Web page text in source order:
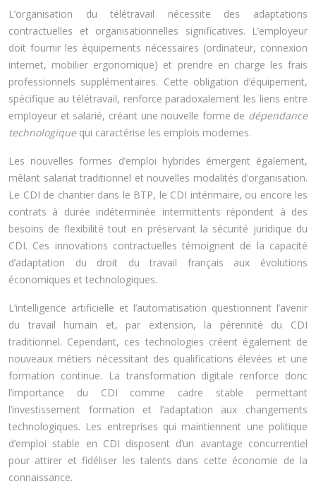
L’organisation du télétravail nécessite des adaptations
contractuelles et organisationnelles significatives. L’employeur
doit fournir les équipements nécessaires (ordinateur, connexion
internet, mobilier ergonomique) et prendre en charge les frais
professionnels supplémentaires. Cette obligation d’équipement,
spécifique au télétravail, renforce paradoxalement les liens entre
employeur et salarié, créant une nouvelle forme de dépendance
technologiquequi caractérise les emplois modernes.
Les nouvelles formes d’emploi hybrides émergent également,
mêlant salariat traditionnel et nouvelles modalités d’organisation.
Le CDI de chantier dans le BTP, le CDI intérimaire, ou encore les
contrats à durée indéterminée intermittents répondent à des
besoins de flexibilité tout en préservant la sécurité juridique du
CDI. Ces innovations contractuelles témoignent de la capacité
d’adaptation du droit du travail français aux évolutions
économiques et technologiques.
L’intelligence artificielle et l’automatisation questionnent l’avenir
du travail humain et, par extension, la pérennité du CDI
traditionnel. Cependant, ces technologies créent également de
nouveaux métiers nécessitant des qualifications élevées et une
formation continue. La transformation digitale renforce donc
l’importance du CDI comme cadre stable permettant
l’investissement formation et l’adaptation aux changements
technologiques. Les entreprises qui maintiennent une politique
d’emploi stable en CDI disposent d’un avantage concurrentiel
pour attirer et fidéliser les talents dans cette économie de la
connaissance.